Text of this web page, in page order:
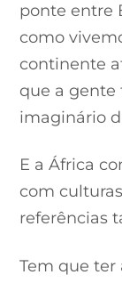
ponte entre
como
continente
que a gente
imaginário
E a África
com
referências
Tem que ter